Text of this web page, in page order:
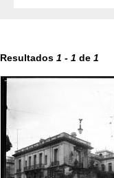
Resultados 1 - 1 de 1